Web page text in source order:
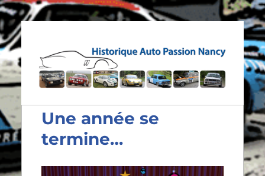
Historique Auto Passion
Nancy
Une année se
termine…